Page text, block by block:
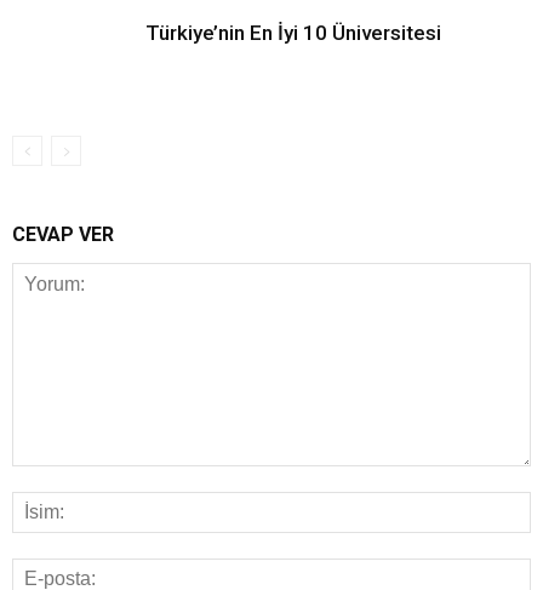
Türkiye’nin En İyi 10 Üniversitesi
CEVAP VER